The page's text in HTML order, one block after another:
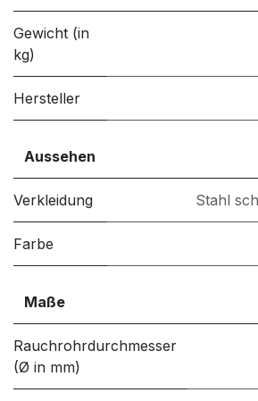
Gewicht (in
kg)
Hersteller
Aussehen
Verkleidung Stahl
Farbe
Maße
Rauchrohrdurchmesser
(Ø in mm)